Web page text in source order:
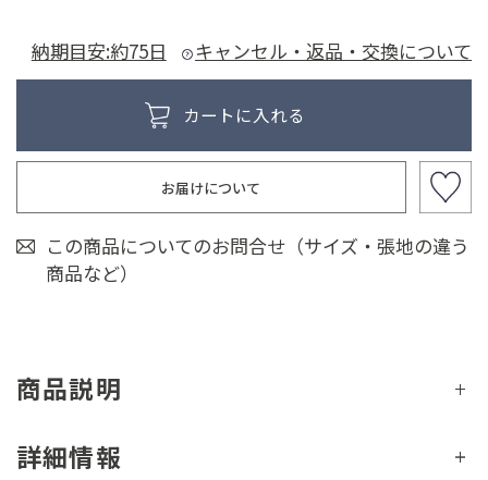
納期目安:約75日 キャンセル・返品・交換について
お届けについて
この商品についてのお問合せ（サイズ・張地の違う
商品など）
商品説明
詳細情報